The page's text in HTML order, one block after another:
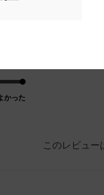
かった
このレビュー